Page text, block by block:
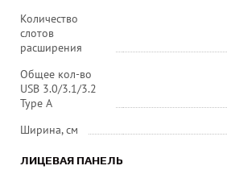
Количество
слотов
расширения
Общее кол-во
USB 3.0/3.1/3.2
Type A
Ширина, см
ЛИЦЕВАЯ ПАНЕЛЬ